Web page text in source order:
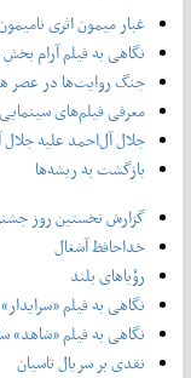
غبار میمون اثری نامیمون
نگاهی به فیلم آرام بخش
جنگ روایت‌ها در عصر
معرفی فیلم‌های
جلال آل‌احمد علیه جلال
بازگشت به ریشه‌ها
گزارش نخستین روز
خداحافظ آشغال
رؤیاهای بلند
نگاهی به فیلم
نگاهی به فیلم «شاهد»
نقدی بر سریال تاسیان